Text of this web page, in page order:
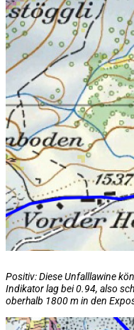
Positiv: Diese Unfalllawine
Indikator lag bei 0.94, also
oberhalb 1800 m in den